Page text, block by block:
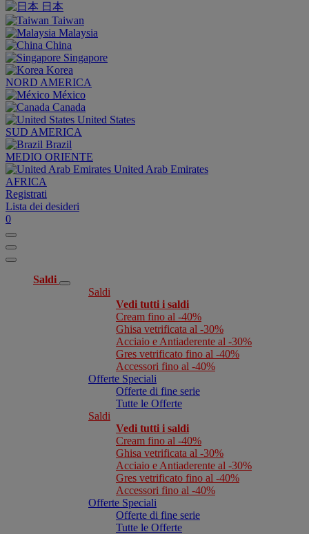
日本
Taiwan
Malaysia
China
Singapore
Korea
NORD AMERICA
México
Canada
United States
SUD AMERICA
Brazil
MEDIO ORIENTE
United Arab Emirates
AFRICA
Registrati
Lista dei desideri
0
Saldi
Saldi
Vedi tutti i saldi
Cream fino al -40%
Ghisa vetrificata al -30%
Acciaio e Antiaderente al -30%
Gres vetrificato fino al -40%
Accessori fino al -40%
Offerte Speciali
Offerte di fine serie
Tutte le Offerte
Saldi
Vedi tutti i saldi
Cream fino al -40%
Ghisa vetrificata al -30%
Acciaio e Antiaderente al -30%
Gres vetrificato fino al -40%
Accessori fino al -40%
Offerte Speciali
Offerte di fine serie
Tutte le Offerte